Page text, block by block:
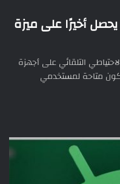
متصفح جوجل كروم Chrome يحصل أخيرًا على ميزة
التلقائي على أجهزة
تكون متاحة لمستخدمي